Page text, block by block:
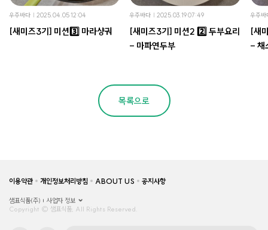
우주바다 2025.04.05 12:04
[새미즈3기] 미션3️⃣ 마라샹궈
우주바다 2025.03.19 07:49
[새미즈3기] 미션2 2️⃣ 두부요리
- 마파연두부
우주바
[새
- 채
목록으로
이용약관 개인정보처리방침 ABOUT US 공지사항
샘표식품(주)
사업자 정보
Copyright © 샘표식품, All Rights Reserved.